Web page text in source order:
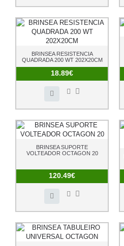
BRINSEA RESISTENCIA
QUADRADA 200 WT 202X20CM
18.89€
BRINSEA SUPORTE
VOLTEADOR OCTAGON 20
120.49€